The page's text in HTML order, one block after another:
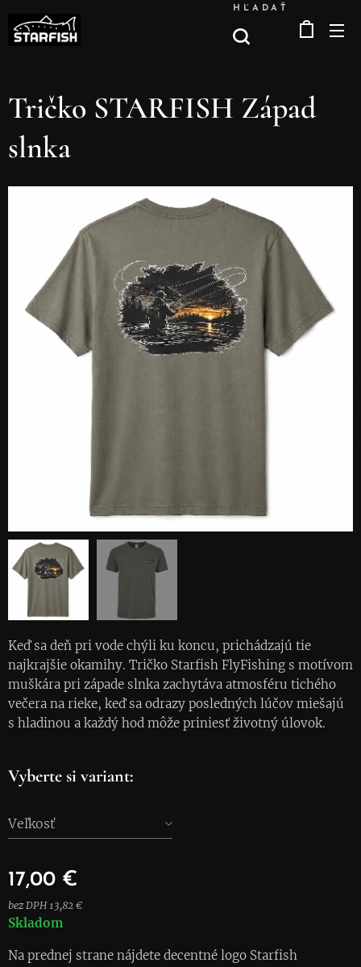
HĽADAŤ
Tričko STARFISH Západ
slnka
Keď sa deň pri vode chýli ku koncu, prichádzajú tie
najkrajšie okamihy. Tričko Starfish FlyFishing s motívom
muškára pri západe slnka zachytáva atmosféru tichého
večera na rieke, keď sa odrazy posledných lúčov miešajú
s hladinou a každý hod môže priniesť životný úlovok.
Vyberte si variant:
Veľkosť
17,00 €
bez DPH 13,82 €
Skladom
Na prednej strane nájdete decentné logo Starfish